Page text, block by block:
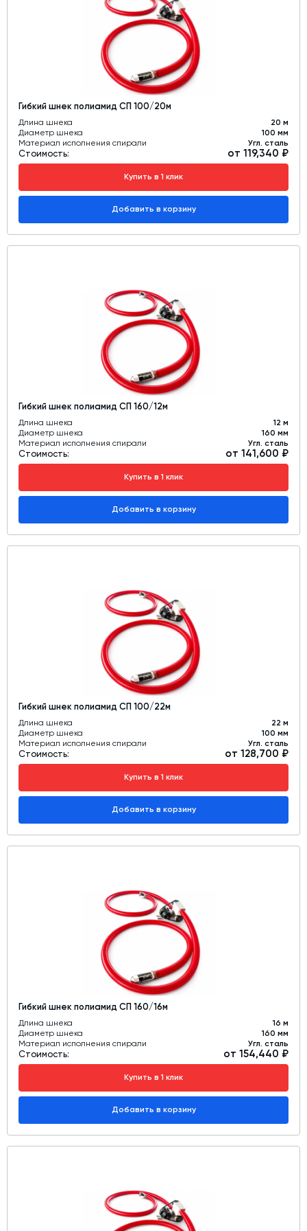
Гибкий шнек полиамид СП 100/20м
Длина шнека
20 м
Диаметр шнека
100 мм
Материал исполнения спирали
Угл. сталь
Стоимость: от 119,340 ₽
Купить в 1 клик
Добавить в корзину
Гибкий шнек полиамид СП 160/12м
Длина шнека
12 м
Диаметр шнека
160 мм
Материал исполнения спирали
Угл. сталь
Стоимость: от 141,600 ₽
Купить в 1 клик
Добавить в корзину
Гибкий шнек полиамид СП 100/22м
Длина шнека
22 м
Диаметр шнека
100 мм
Материал исполнения спирали
Угл. сталь
Стоимость: от 128,700 ₽
Купить в 1 клик
Добавить в корзину
Гибкий шнек полиамид СП 160/16м
Длина шнека
16 м
Диаметр шнека
160 мм
Материал исполнения спирали
Угл. сталь
Стоимость: от 154,440 ₽
Купить в 1 клик
Добавить в корзину